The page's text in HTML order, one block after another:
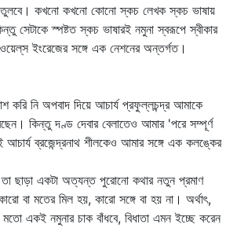
তুলবে। কখনো কখনো কোনো স্কচ লেখক স্কচ ভাষায়
সেটাকে স্পষ্টত স্কচ ভাষারই নমুনা স্বরূপে স্বীকার
ইংরেজের সঙ্গে এক নেশনের অন্তর্গত।
করি নি অপবাদ দিয়ে আচার্য প্রফুল্লচন্দ্র আমাকে
কিন্তু দণ্ড দেবার বেলাতেও আমার 'পরে সম্পূর্ণ
আচার্য ব্রজেন্দ্রনাথ শীলকেও আমার সঙ্গে এক কলঙ্কের
ছাড়া একটা অত্যন্ত পুরোনো কথার নতুন প্রমাণ
বা মতের মিল হয়, কারো সঙ্গে বা হয় না। অর্থাৎ,
একই নমুনার চাক বাঁধবে, বিধাতা এমন ইচ্ছে করেন